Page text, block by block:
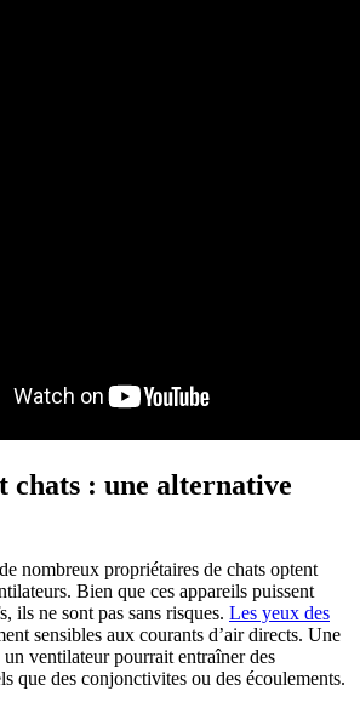
chats : une alternative
nombreux propriétaires de chats optent
Bien que ces appareils puissent
ils ne sont pas sans risques. Les yeux des
sensibles aux courants d’air directs. Une
ventilateur pourrait entraîner des
que des conjonctivites ou des écoulements.